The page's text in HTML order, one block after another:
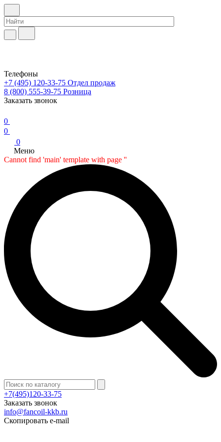
Телефоны
+7 (495) 120-33-75 Отдел продаж
8 (800) 555-39-75 Розница
Заказать звонок
0
0
0
Меню
Cannot find 'main' template with page ''
+7(495)120-33-75
Заказать звонок
info@fancoil-kkb.ru
Скопировать e-mail